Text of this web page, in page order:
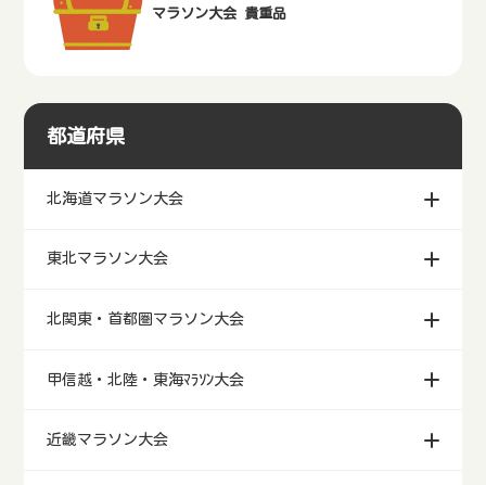
都道府県
北海道マラソン大会
東北マラソン大会
北関東・首都圏マラソン大会